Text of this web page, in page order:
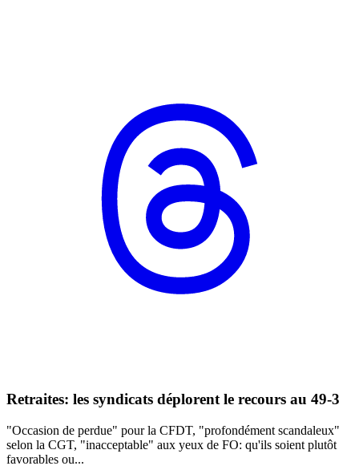
Retraites: les syndicats déplorent le recours au 49-3
"Occasion de perdue" pour la CFDT, "profondément scandaleux"
selon la CGT, "inacceptable" aux yeux de FO: qu'ils soient plutôt
favorables ou...